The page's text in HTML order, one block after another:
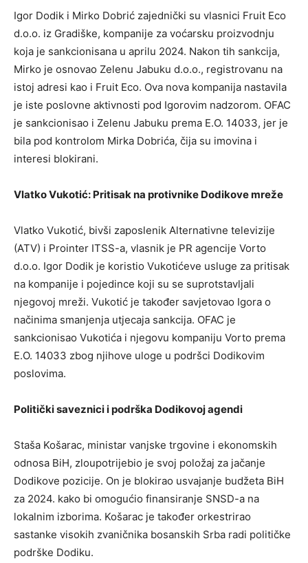
Igor Dodik i Mirko Dobrić zajednički su vlasnici Fruit Eco
d.o.o. iz Gradiške, kompanije za voćarsku proizvodnju
koja je sankcionisana u aprilu 2024. Nakon tih sankcija,
Mirko je osnovao Zelenu Jabuku d.o.o., registrovanu na
istoj adresi kao i Fruit Eco. Ova nova kompanija nastavila
je iste poslovne aktivnosti pod Igorovim nadzorom. OFAC
je sankcionisao i Zelenu Jabuku prema E.O. 14033, jer je
bila pod kontrolom Mirka Dobrića, čija su imovina i
interesi blokirani.
Vlatko Vukotić: Pritisak na protivnike Dodikove mreže
Vlatko Vukotić, bivši zaposlenik Alternativne televizije
(ATV) i Prointer ITSS-a, vlasnik je PR agencije Vorto
d.o.o. Igor Dodik je koristio Vukotićeve usluge za pritisak
na kompanije i pojedince koji su se suprotstavljali
njegovoj mreži. Vukotić je također savjetovao Igora o
načinima smanjenja utjecaja sankcija. OFAC je
sankcionisao Vukotića i njegovu kompaniju Vorto prema
E.O. 14033 zbog njihove uloge u podršci Dodikovim
poslovima.
Politički saveznici i podrška Dodikovoj agendi
Staša Košarac, ministar vanjske trgovine i ekonomskih
odnosa BiH, zloupotrijebio je svoj položaj za jačanje
Dodikove pozicije. On je blokirao usvajanje budžeta BiH
za 2024. kako bi omogućio finansiranje SNSD-a na
lokalnim izborima. Košarac je također orkestrirao
sastanke visokih zvaničnika bosanskih Srba radi političke
podrške Dodiku.